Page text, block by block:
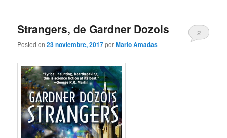
Strangers, de Gardner Dozois
Posted on23 noviembre, 2017porMario Amadas
2